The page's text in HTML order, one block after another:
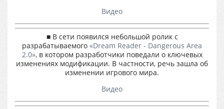
Видео
■ В сети появился небольшой ролик с
разрабатываемого «Dream Reader - Dangerous Area
2.0», в котором разработчики поведали о ключевых
изменениях модификации. В частности, речь зашла об
изменении игрового мира.
Видео